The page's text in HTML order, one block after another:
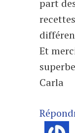
part
Et
Carla